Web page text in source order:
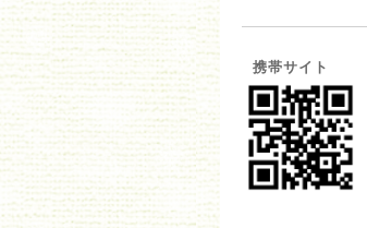
携帯サイト